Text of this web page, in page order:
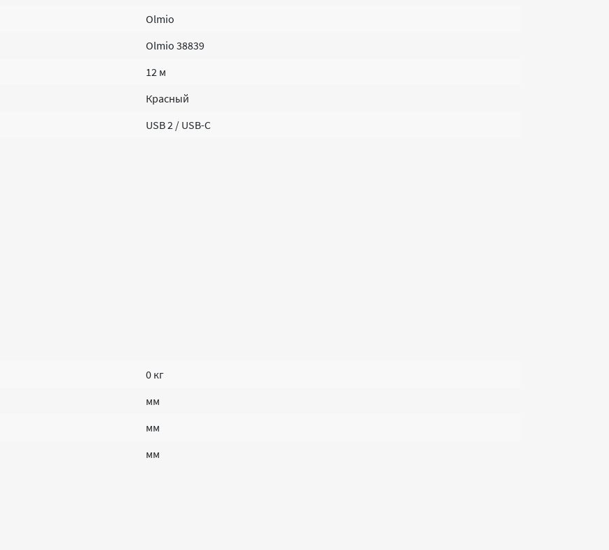
Olmio
Olmio 38839
12 м
Красный
USB 2 / USB-C
0 кг
мм
мм
мм